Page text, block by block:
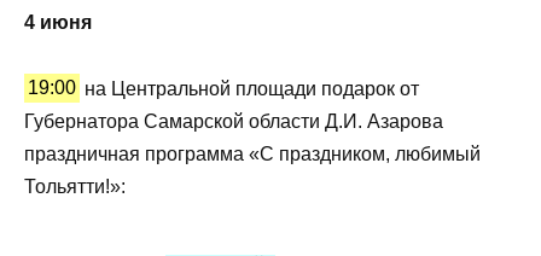
4 июня
19:00 на Центральной площади подарок от
Губернатора Самарской области Д.И. Азарова
праздничная программа «С праздником, любимый
Тольятти!»: